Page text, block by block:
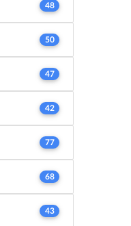
48
50
47
42
77
68
43